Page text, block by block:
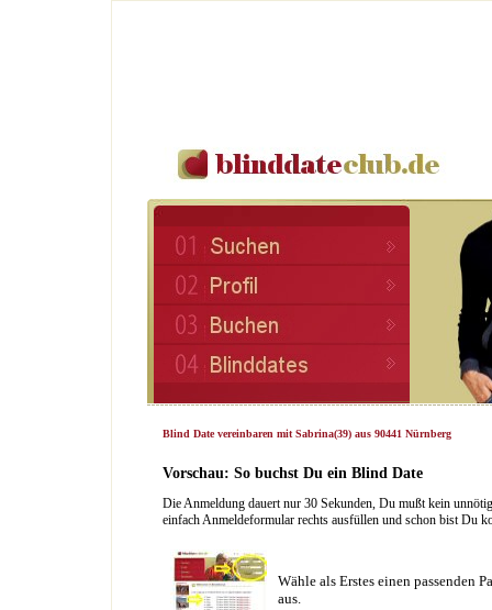
Blind Date vereinbaren mit Sabrina(39) aus 90441 Nürnberg
Vorschau: So buchst Du ein Blind Date
Die Anmeldung dauert nur 30 Sekunden, Du mußt kein
einfach Anmeldeformular rechts ausfüllen und schon bist Du
Wähle als Erstes einen passenden
aus.